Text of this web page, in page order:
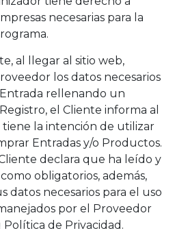
necesarias para la
al llegar al sitio web,
los datos necesarios
rellenando un
el Cliente informa al
la intención de utilizar
Entradas y/o Productos.
declara que ha leído y
obligatorios, además,
datos necesarios para el uso
por el Proveedor
de Privacidad.